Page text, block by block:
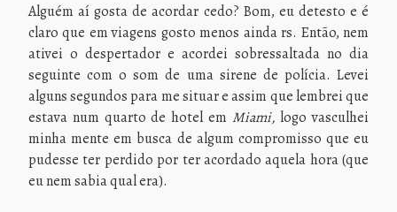
Alguém aí gosta de acordar cedo? Bom, eu detesto e é
claro que em viagens gosto menos ainda rs. Então, nem
ativei o despertador e acordei sobressaltada no dia
seguinte com o som de uma sirene de polícia. Levei
alguns segundos para me situar e assim que lembrei que
estava num quarto de hotel em Miami, logo vasculhei
minha mente em busca de algum compromisso que eu
pudesse ter perdido por ter acordado aquela hora (que
eu nem sabia qual era).